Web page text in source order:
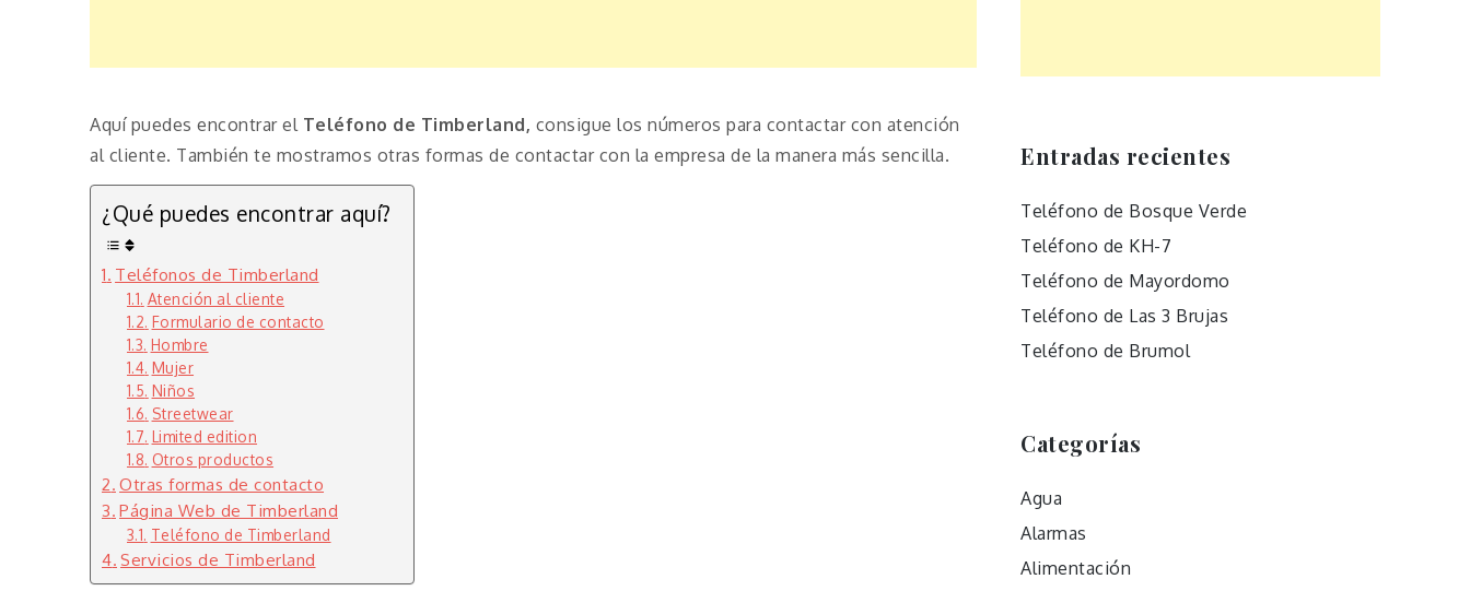
Aquí puedes encontrar elTeléfono de Timberland, consigue los números para contactar con atención
al cliente. También te mostramos otras formas de contactar con la empresa de la manera más sencilla.
¿Qué puedes encontrar aquí?
Teléfonos de Timberland
Atención al cliente
Formulario de contacto
Hombre
Mujer
Niños
Streetwear
Limited edition
Otros productos
Otras formas de contacto
Página Web de Timberland
Teléfono de Timberland
Servicios de Timberland
Entradas recientes
Teléfono de Bosque Verde
Teléfono de KH-7
Teléfono de Mayordomo
Teléfono de Las 3 Brujas
Teléfono de Brumol
Categorías
Agua
Alarmas
Alimentación